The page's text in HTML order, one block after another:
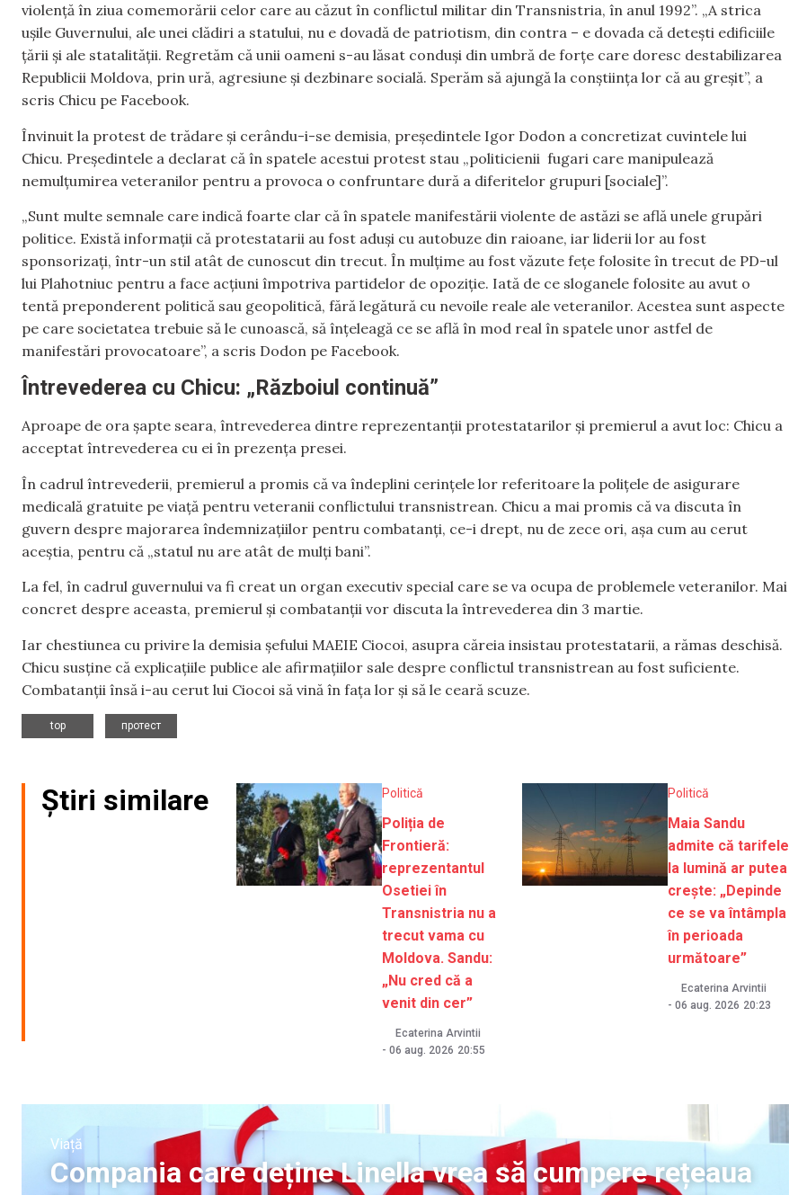
violență în ziua comemorării celor care au căzut în conflictul militar din Transnistria, în anul 1992”. „A strica
ușile Guvernului, ale unei clădiri a statului, nu e dovadă de patriotism, din contra – e dovada că detești edificiile
țării și ale statalității. Regretăm că unii oameni s-au lăsat conduși din umbră de forțe care doresc destabilizarea
Republicii Moldova, prin ură, agresiune și dezbinare socială. Sperăm să ajungă la conștiința lor că au greșit”, a
scris Chicu pe Facebook.
Învinuit la protest de trădare și cerându-i-se demisia, președintele Igor Dodon a concretizat cuvintele lui
Chicu. Președintele a declarat că în spatele acestui protest stau „politicienii fugari care manipulează
nemulțumirea veteranilor pentru a provoca o confruntare dură a diferitelor grupuri [sociale]”.
„Sunt multe semnale care indică foarte clar că în spatele manifestării violente de astăzi se află unele grupări
politice. Există informații că protestatarii au fost aduși cu autobuze din raioane, iar liderii lor au fost
sponsorizați, într-un stil atât de cunoscut din trecut. În mulțime au fost văzute fețe folosite în trecut de PD-ul
lui Plahotniuc pentru a face acțiuni împotriva partidelor de opoziție. Iată de ce sloganele folosite au avut o
tentă preponderent politică sau geopolitică, fără legătură cu nevoile reale ale veteranilor. Acestea sunt aspecte
pe care societatea trebuie să le cunoască, să înțeleagă ce se află în mod real în spatele unor astfel de
manifestări provocatoare”, a scris Dodon pe Facebook.
Întrevederea cu Chicu: „Războiul continuă”
Aproape de ora șapte seara, întrevederea dintre reprezentanții protestatarilor și premierul a avut loc: Chicu a
acceptat întrevederea cu ei în prezența presei.
În cadrul întrevederii, premierul a promis că va îndeplini cerințele lor referitoare la polițele de asigurare
medicală gratuite pe viață pentru veteranii conflictului transnistrean. Chicu a mai promis că va discuta în
guvern despre majorarea îndemnizațiilor pentru combatanți, ce-i drept, nu de zece ori, așa cum au cerut
aceștia, pentru că „statul nu are atât de mulți bani”.
La fel, în cadrul guvernului va fi creat un organ executiv special care se va ocupa de problemele veteranilor. Mai
concret despre aceasta, premierul și combatanții vor discuta la întrevederea din 3 martie.
Iar chestiunea cu privire la demisia șefului MAEIE Ciocoi, asupra căreia insistau protestatarii, a rămas deschisă.
Chicu susține că explicațiile publice ale afirmațiilor sale despre conflictul transnistrean au fost suficiente.
Combatanții însă i-au cerut lui Ciocoi să vină în fața lor și să le ceară scuze.
top
протест
Știri similare Politică
Poliția de
Frontieră:
reprezentantul
Osetiei în
Transnistria nu a
trecut vama cu
Moldova. Sandu:
„Nu cred că a
venit din cer”
Ecaterina Arvintii
- 06 aug. 2026 20:55
Politică
Maia Sandu
admite că tarifele
la lumină ar putea
crește: „Depinde
ce se va întâmpla
în perioada
următoare”
Ecaterina Arvintii
- 06 aug. 2026 20:23
Viață
Compania care deține Linella vrea să cumpere rețeaua